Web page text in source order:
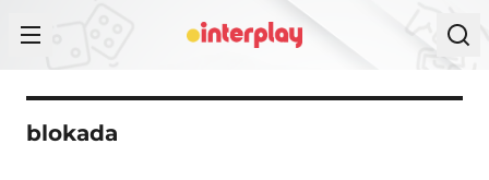
blokada